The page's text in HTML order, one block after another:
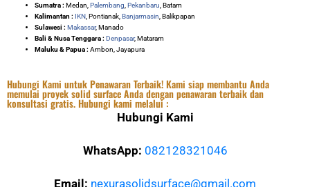
Sumatra : Medan, Palembang Pekanbaru , Batam
Kalimantan : IKN , Pontianak, Banjarmasin , Balikpapan
Sulawesi : Makassar, Manado
Bali & Nusa Tenggara : Denpasar, Mataram
Maluku & Papua : Ambon, Jayapura
Hubungi Kami untuk Penawaran Terbaik! Kami siap membantu Anda
memulai proyek solid surface Anda dengan penawaran terbaik dan
konsultasi gratis. Hubungi kami melalui :
Hubungi Kami
WhatsApp: 082128321046
Email: nexurasolidsurface@gmail.com